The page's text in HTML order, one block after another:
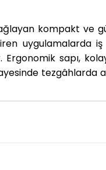
kompakt ve
uygulamalarda
sapı,
tezgâhlarda